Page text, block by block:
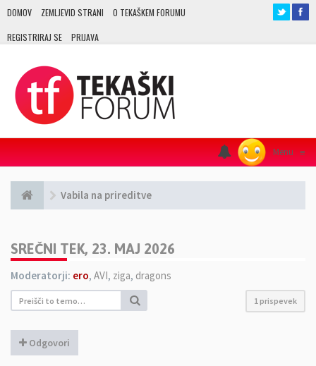
DOMOV ZEMLJEVID STRANI O TEKAŠKEM FORUMU
REGISTRIRAJ SE PRIJAVA
Menu ≡
Vabila na prireditve
SREČNI TEK, 23. MAJ 2026
Moderatorji: ero, AVI, ziga, dragons
1 prispevek
Odgovori